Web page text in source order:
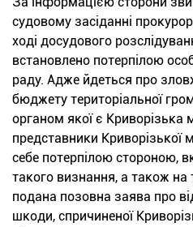
судовому засіданні
ході досудового
встановлено потерпілою
раду. Адже йдеться про
бюджету територіальної
органом якої є Криворізька
представники Криворізької
себе потерпілою стороною,
такого визнання, а також
подана позовна заява про
шкоди, спричиненої